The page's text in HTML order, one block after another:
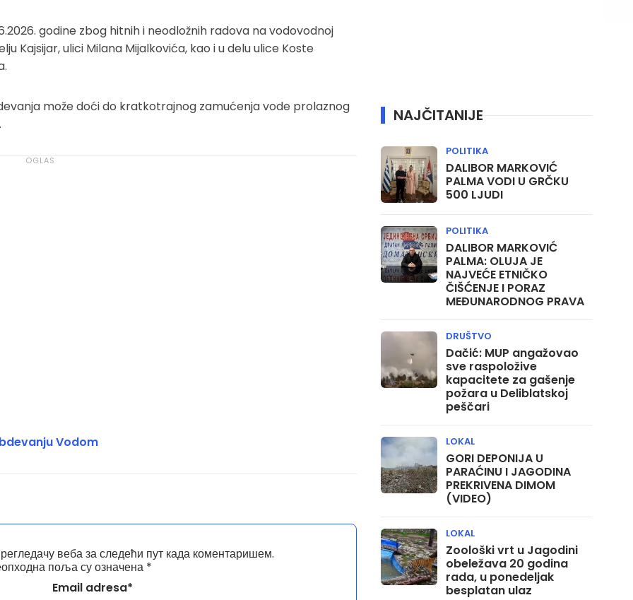
godine zbog hitnih i neodložnih radova na vodovodnoj
Kajsijar, ulici Milana Mijalkovića, kao i u delu ulice Koste
može doći do kratkotrajnog zamućenja vode prolaznog
Vodom
поља су означена *
Email adresa*
веба за следећи пут када коментаришем.
NAJČITANIJE
DALIBOR MARKOVIĆ
PALMA VODI U GRČKU
500 LJUDI
POLITIKA
DALIBOR MARKOVIĆ
PALMA: OLUJA JE
NAJVEĆE ETNIČKO
ČIŠĆENJE I PORAZ
MEĐUNARODNOG PRAVA
POLITIKA
Dačić: MUP angažovao
sve raspoložive
kapacitete za gašenje
požara u Deliblatskoj
peščari
DRUŠTVO
GORI DEPONIJA U
PARAĆINU I JAGODINA
PREKRIVENA DIMOM
(VIDEO)
LOKAL
Zoološki vrt u Jagodini
obeležava 20 godina
rada, u ponedeljak
besplatan ulaz
LOKAL